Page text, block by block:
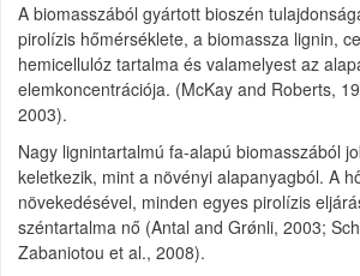
A biomasszából gyártott bioszén
pirolízis hőmérséklete, a biomassza lignin,
hemicellulóz tartalma és valamelyest az
elemkoncentrációja. (McKay and Roberts,
2003).
Nagy lignintartalmú fa-alapú biomasszából
keletkezik, mint a növényi alapanyagból. A
növekedésével, minden egyes pirolízis
széntartalma nő (Antal and Grǿnli, 2003;
Zabaniotou et al., 2008).